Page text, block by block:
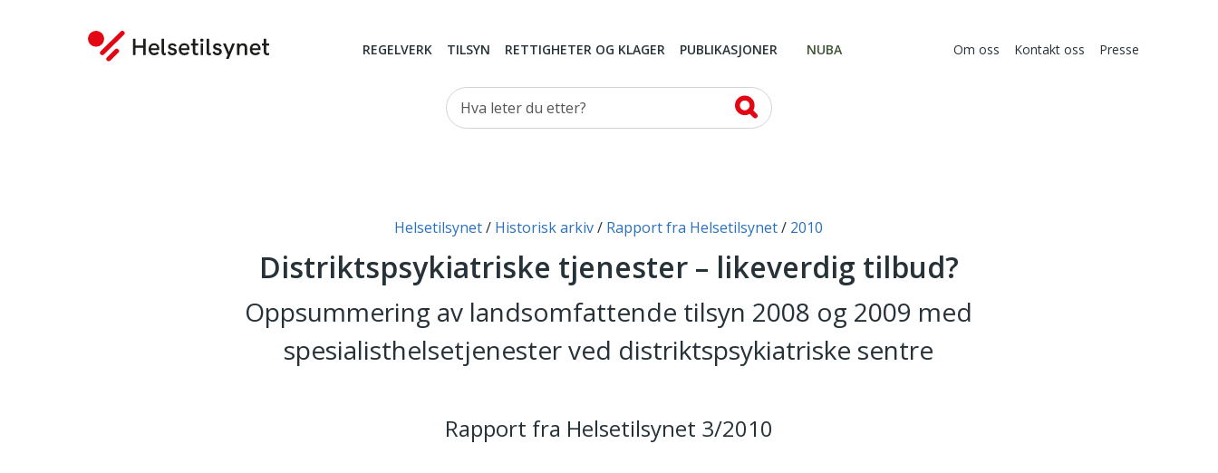
REGELVERK TILSYN RETTIGHETER OG KLAGER PUBLIKASJONER NUBA Om oss Kontakt oss Presse
Hva leter du etter?
Helsetilsynet Historisk arkiv Rapport fra Helsetilsynet 2010
Distriktspsykiatriske tjenester – likeverdig tilbud?
Oppsummering av landsomfattende tilsyn 2008 og 2009 med
spesialisthelsetjenester ved distriktspsykiatriske sentre
Rapport fra Helsetilsynet 3/2010